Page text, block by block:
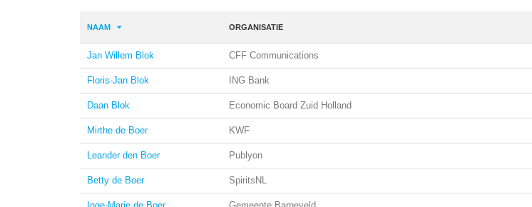
NAAM ORGANISATIE
Jan Willem Blok CFF Communications
Floris-Jan Blok ING Bank
Daan Blok Economic Board Zuid Holland
Mirthe de Boer KWF
Leander den Boer Publyon
Betty de Boer SpiritsNL